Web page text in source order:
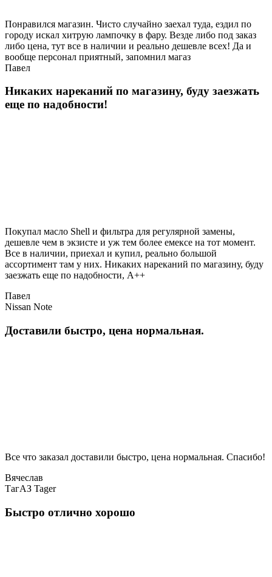
Понравился магазин. Чисто случайно заехал туда, ездил по
городу искал хитрую лампочку в фару. Везде либо под заказ
либо цена, тут все в наличии и реально дешевле всех! Да и
вообще персонал приятный, запомнил магаз
Павел
Никаких нареканий по магазину, буду заезжать
еще по надобности!
Покупал масло Shell и фильтра для регулярной замены,
дешевле чем в экзисте и уж тем более емексе на тот момент.
Все в наличии, приехал и купил, реально большой
ассортимент там у них. Никаких нареканий по магазину, буду
заезжать еще по надобности, A++
Павел
Nissan Note
Доставили быстро, цена нормальная.
Все что заказал доставили быстро, цена нормальная. Спасибо!
Вячеслав
ТагАЗ Tager
Быстро отлично хорошо